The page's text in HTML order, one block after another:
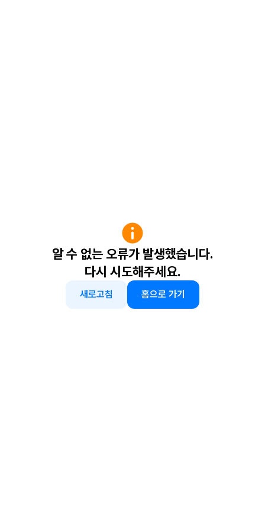
알 수 없는 오류가 발생했습니다.
다시 시도해주세요.
새로고침 홈으로 가기